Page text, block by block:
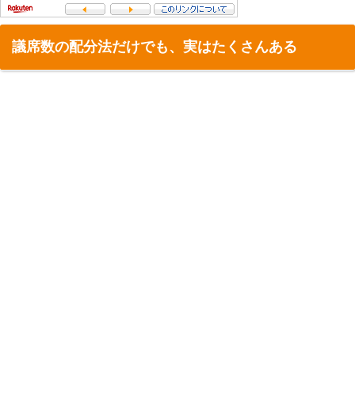
議席数の配分法だけでも、実はたくさんある